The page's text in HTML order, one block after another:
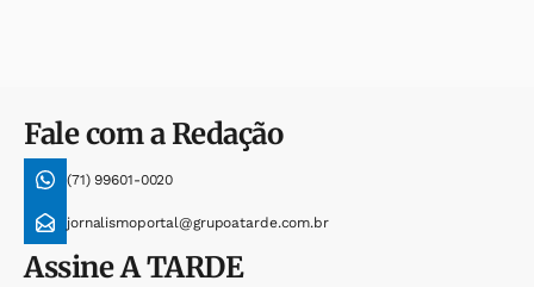
Fale com a Redação
(71) 99601-0020
jornalismoportal@grupoatarde.com.br
AssineA TARDE